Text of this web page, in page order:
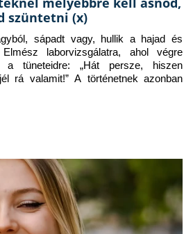
szüntetni (x)
sápadt vagy, hullik a hajad és
laborvizsgálatra, ahol végre
a tüneteidre: „Hát persze, hiszen
rá valamit!” A történetnek azonban